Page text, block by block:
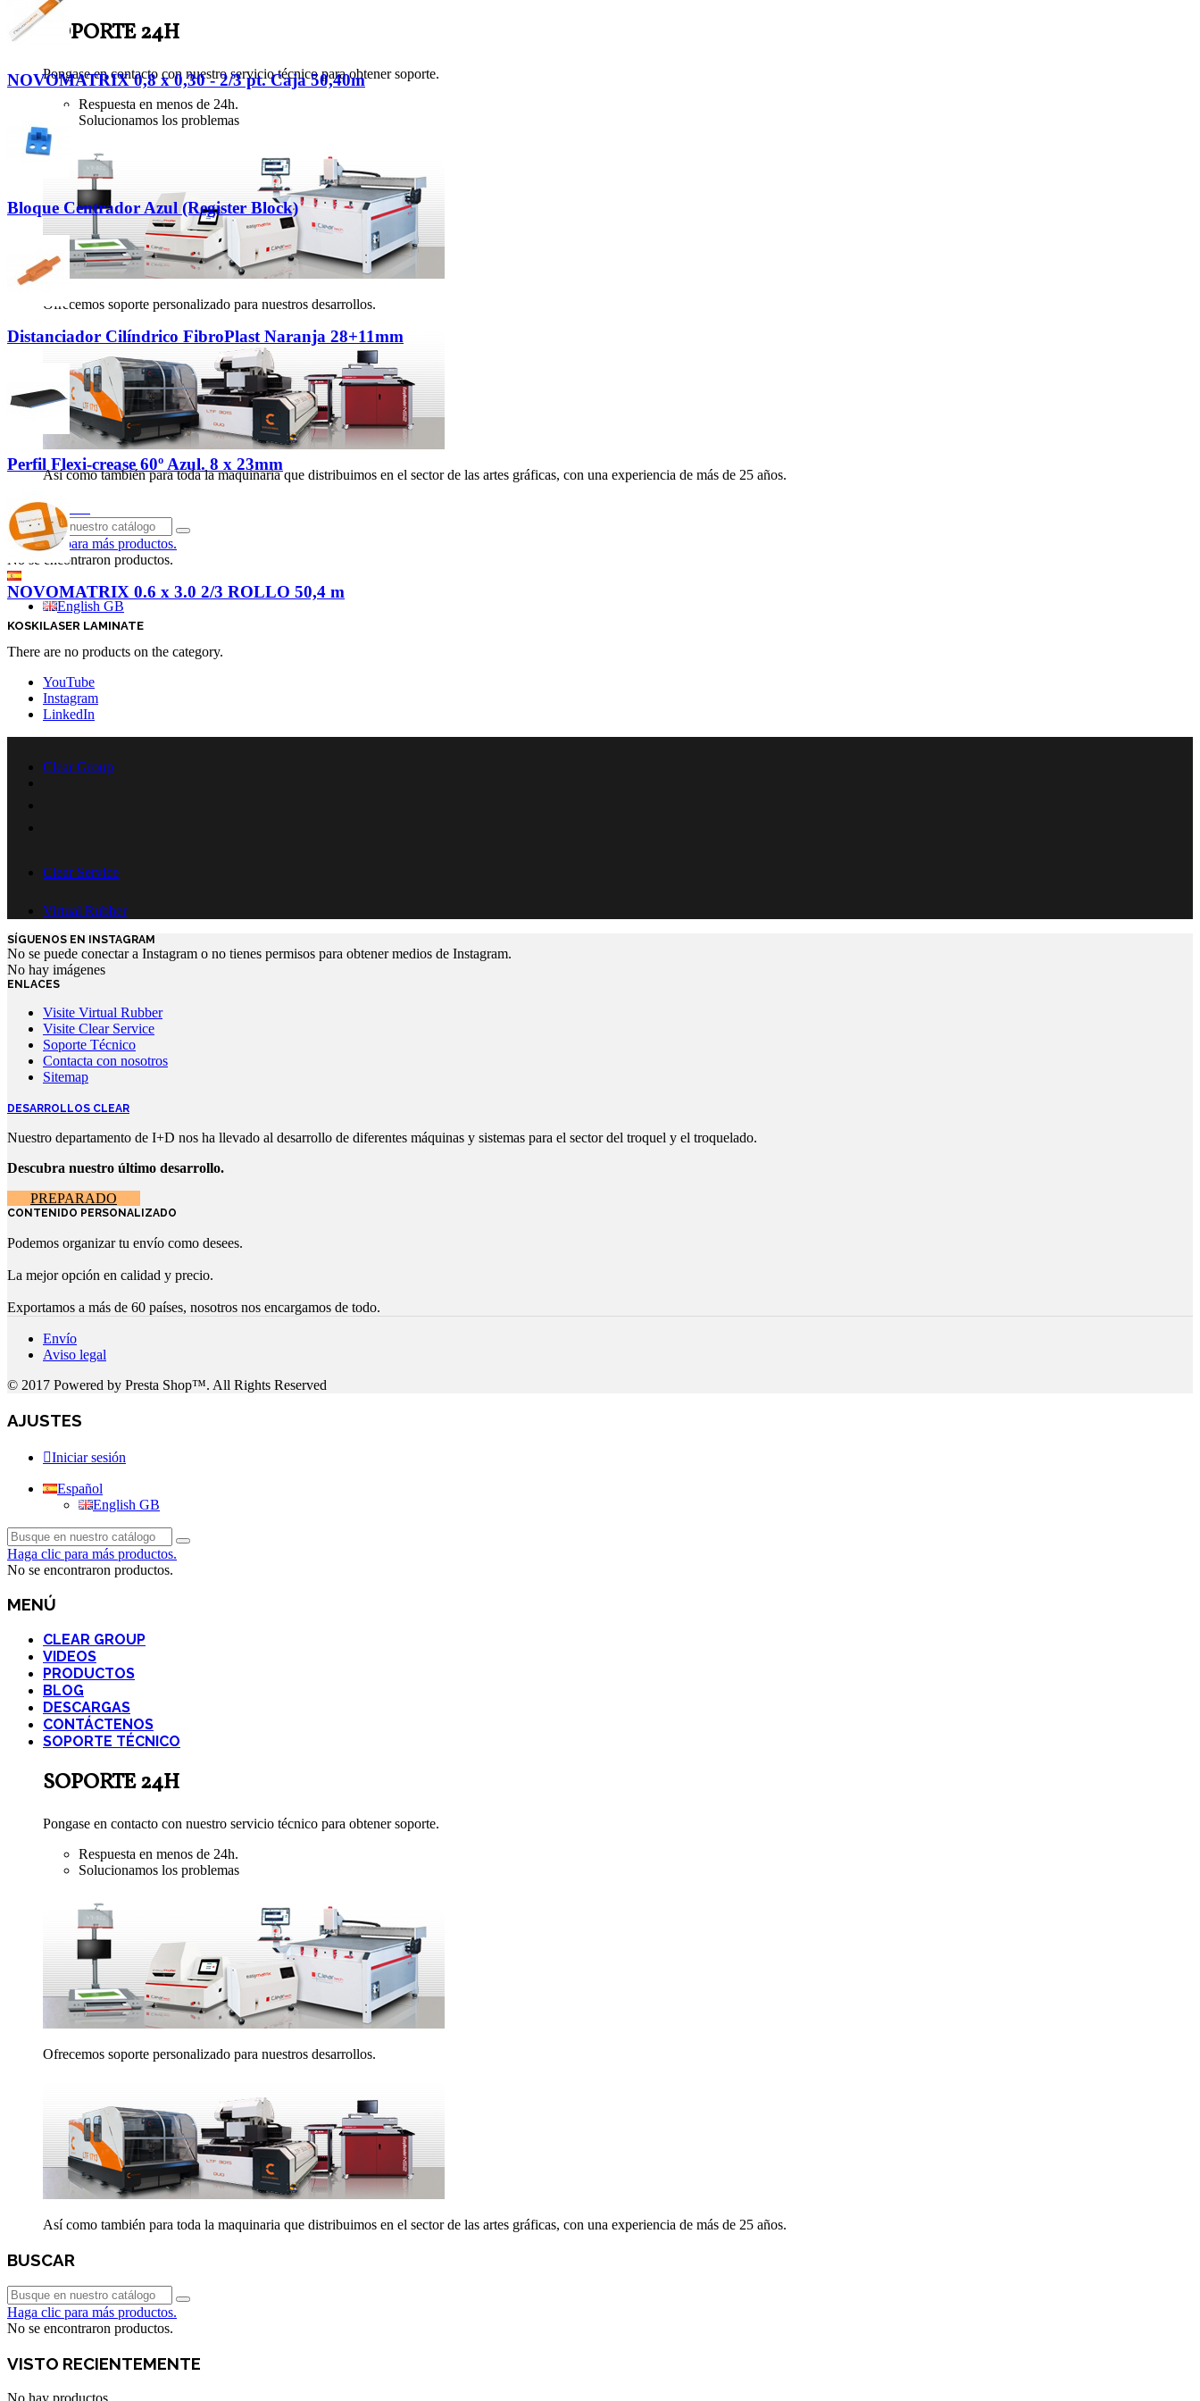
SOPORTE 24H
Pongase en contacto con nuestro servicio técnico para obtener soporte.
Respuesta en menos de 24h.
Solucionamos los problemas
Ofrecemos soporte personalizado para nuestros desarrollos.
Así como también para toda la maquinaria que distribuimos en el sector de las artes gráficas, con una experiencia de más de 25 años.
Iniciar sesión
Haga clic para más productos.
No se encontraron productos.
English GB
NOVOMATRIX 0,8 x 0,30 - 2/3 pt. Caja 50,40m
Bloque Centrador Azul (Register Block)
Distanciador Cilíndrico FibroPlast Naranja 28+11mm
Perfil Flexi-crease 60º Azul. 8 x 23mm
NOVOMATRIX 0.6 x 3.0 2/3 ROLLO 50,4 m
KOSKILASER LAMINATE
There are no products on the category.
YouTube
Instagram
LinkedIn
Clear Group
Clear Service
Virtual Rubber
SÍGUENOS EN INSTAGRAM
No se puede conectar a Instagram o no tienes permisos para obtener medios de Instagram.
No hay imágenes
ENLACES
Visite Virtual Rubber
Visite Clear Service
Soporte Técnico
Contacta con nosotros
Sitemap
DESARROLLOS CLEAR
Nuestro departamento de I+D nos ha llevado al desarrollo de diferentes máquinas y sistemas para el sector del troquel y el troquelado.
Descubra nuestro último desarrollo.
PREPARADO
CONTENIDO PERSONALIZADO
Podemos organizar tu envío como desees.
La mejor opción en calidad y precio.
Exportamos a más de 60 países, nosotros nos encargamos de todo.
Envío
Aviso legal
© 2017 Powered by Presta Shop™. All Rights Reserved
AJUSTES
Iniciar sesión
Español
English GB
Haga clic para más productos.
No se encontraron productos.
MENÚ
CLEAR GROUP
VIDEOS
PRODUCTOS
BLOG
DESCARGAS
CONTÁCTENOS
SOPORTE TÉCNICO
SOPORTE 24H
Pongase en contacto con nuestro servicio técnico para obtener soporte.
Respuesta en menos de 24h.
Solucionamos los problemas
Ofrecemos soporte personalizado para nuestros desarrollos.
Así como también para toda la maquinaria que distribuimos en el sector de las artes gráficas, con una experiencia de más de 25 años.
BUSCAR
Haga clic para más productos.
No se encontraron productos.
VISTO RECIENTEMENTE
No hay productos